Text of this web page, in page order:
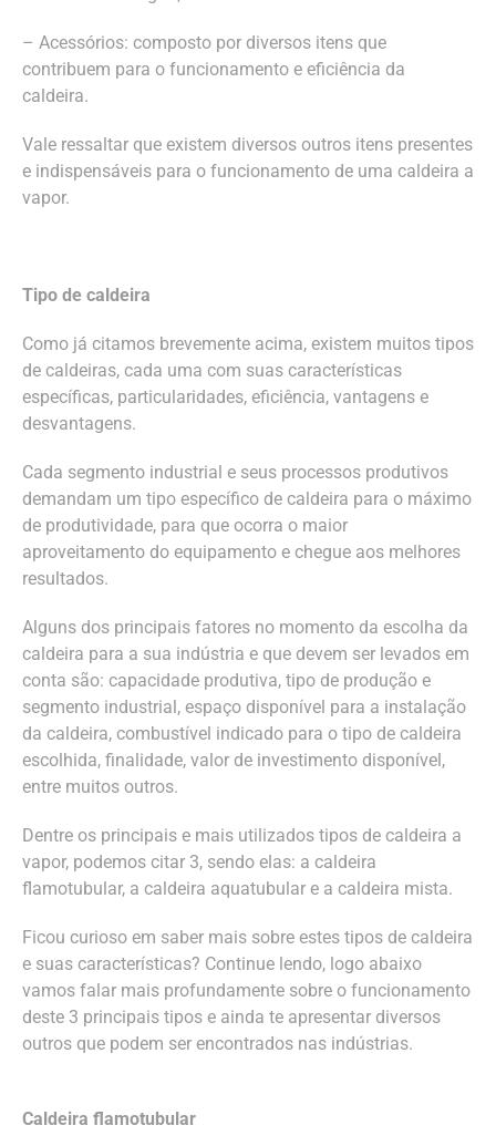
– Acessórios: composto por diversos itens que
contribuem para o funcionamento e eficiência da
caldeira.
Vale ressaltar que existem diversos outros itens presentes
e indispensáveis para o funcionamento de uma caldeira a
vapor.
Tipo de caldeira
Como já citamos brevemente acima, existem muitos tipos
de caldeiras, cada uma com suas características
específicas, particularidades, eficiência, vantagens e
desvantagens.
Cada segmento industrial e seus processos produtivos
demandam um tipo específico de caldeira para o máximo
de produtividade, para que ocorra o maior
aproveitamento do equipamento e chegue aos melhores
resultados.
Alguns dos principais fatores no momento da escolha da
caldeira para a sua indústria e que devem ser levados em
conta são: capacidade produtiva, tipo de produção e
segmento industrial, espaço disponível para a instalação
da caldeira, combustível indicado para o tipo de caldeira
escolhida, finalidade, valor de investimento disponível,
entre muitos outros.
Dentre os principais e mais utilizados tipos de caldeira a
vapor, podemos citar 3, sendo elas: a caldeira
flamotubular, a caldeira aquatubular e a caldeira mista.
Ficou curioso em saber mais sobre estes tipos de caldeira
e suas características? Continue lendo, logo abaixo
vamos falar mais profundamente sobre o funcionamento
deste 3 principais tipos e ainda te apresentar diversos
outros que podem ser encontrados nas indústrias.
Caldeira flamotubular